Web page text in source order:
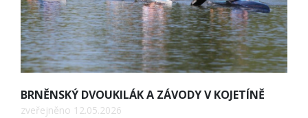
BRNĚNSKÝ DVOUKILÁK A ZÁVODY V KOJETÍNĚ
zveřejněno 12.05.2026